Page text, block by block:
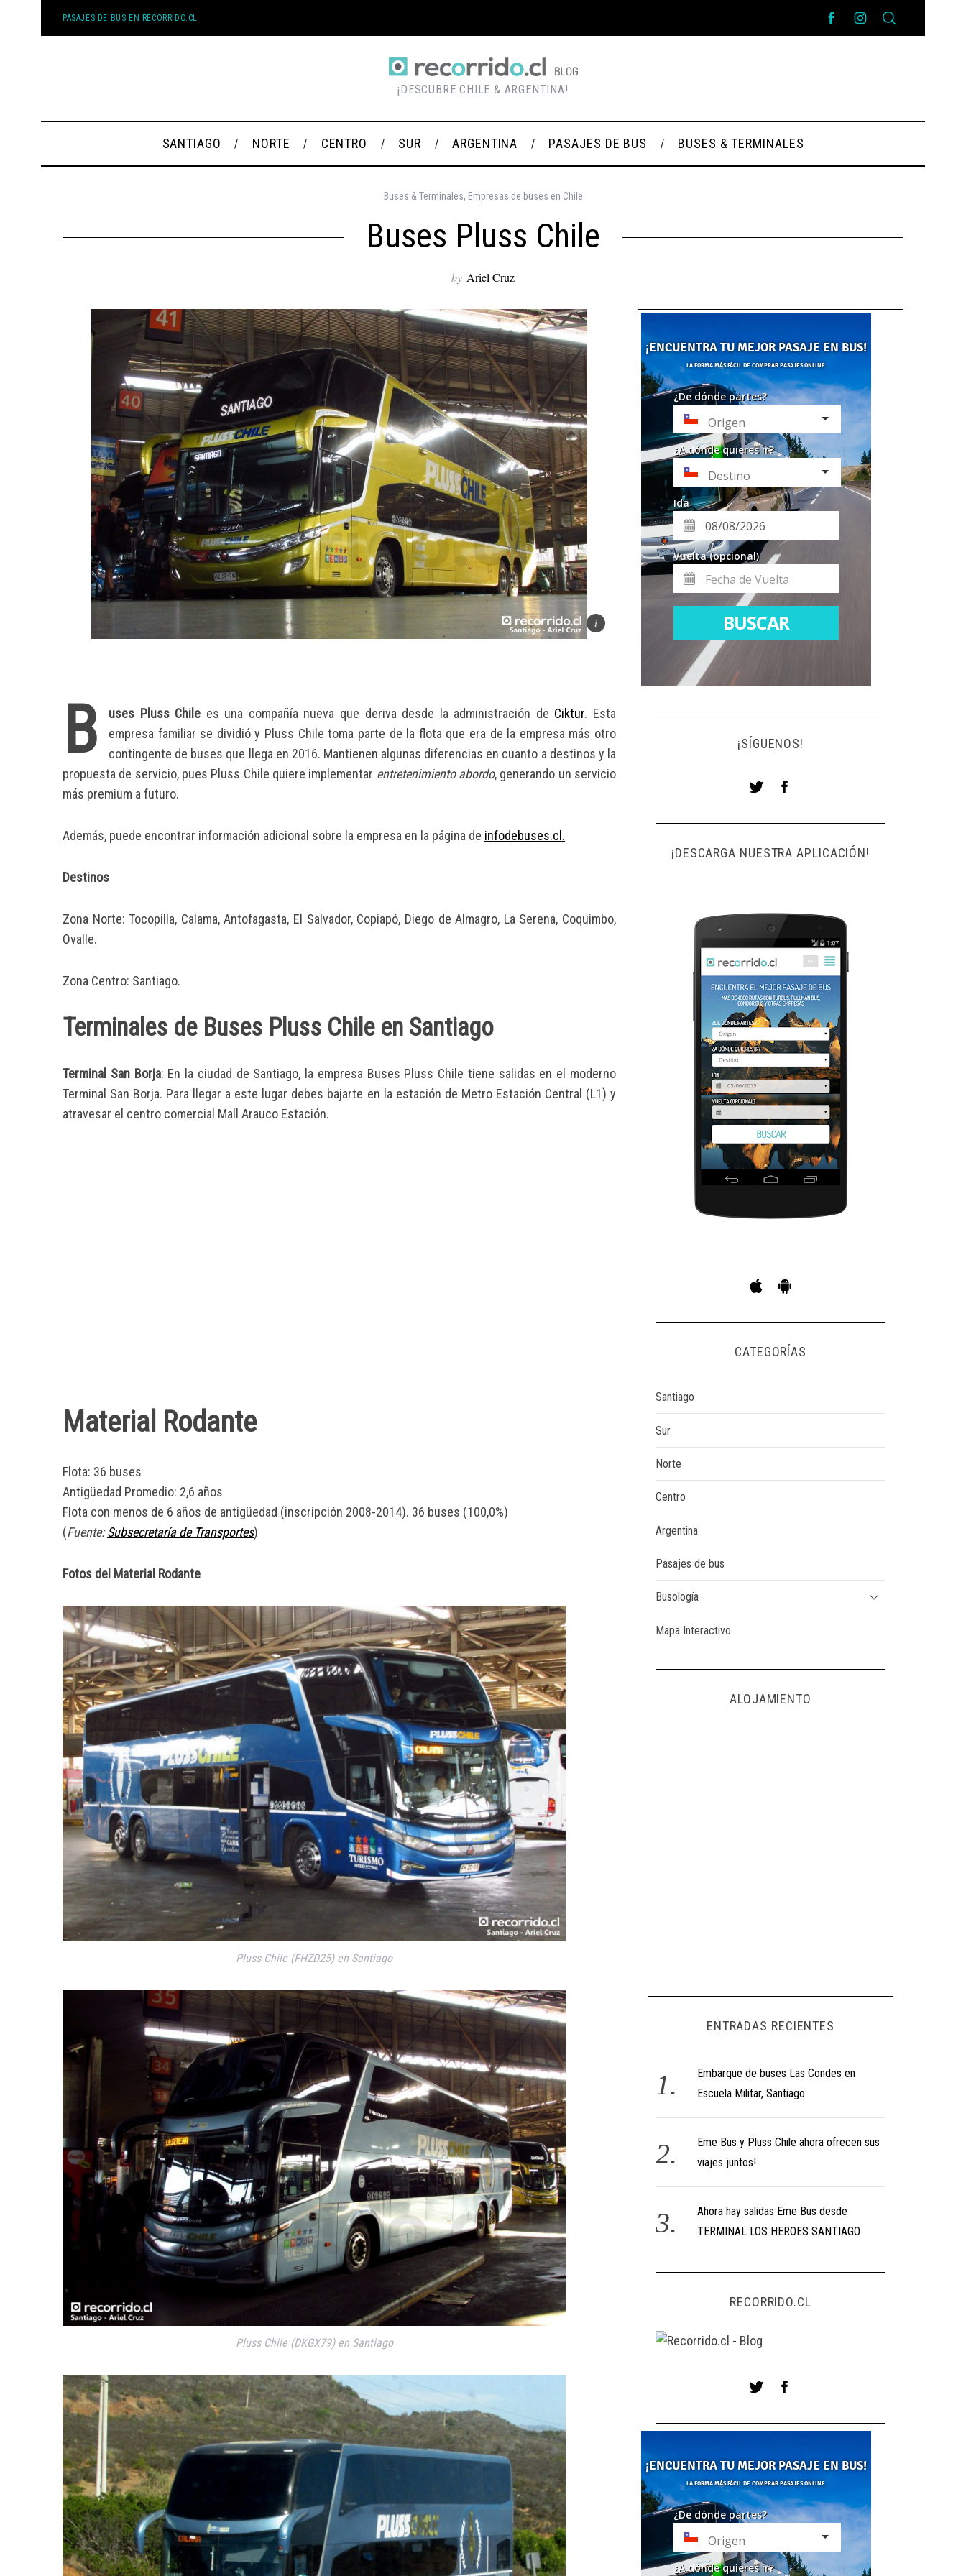
PASAJES DE BUS EN RECORRIDO.CL
¡DESCUBRE CHILE & ARGENTINA!
SANTIAGO NORTE CENTRO SUR ARGENTINA PASAJES DE BUS BUSES & TERMINALES
Buses & Terminales, Empresas de buses en Chile
Buses Pluss Chile
by Ariel Cruz
B uses Pluss Chile es una compañía nueva que deriva desde la administración de Ciktur. Esta
empresa familiar se dividió y Pluss Chile toma parte de la flota que era de la empresa más otro
contingente de buses que llega en 2016. Mantienen algunas diferencias en cuanto a destinos y la
propuesta de servicio, pues Pluss Chile quiere implementar entretenimiento abordo, generando un servicio
más premium a futuro.
Además, puede encontrar información adicional sobre la empresa en la página de infodebuses.cl.
Destinos
Zona Norte: Tocopilla, Calama, Antofagasta, El Salvador, Copiapó, Diego de Almagro, La Serena, Coquimbo,
Ovalle.
Zona Centro: Santiago.
Terminales de Buses Pluss Chile en Santiago
Terminal San Borja: En la ciudad de Santiago, la empresa Buses Pluss Chile tiene salidas en el moderno
Terminal San Borja. Para llegar a este lugar debes bajarte en la estación de Metro Estación Central (L1) y
atravesar el centro comercial Mall Arauco Estación.
Material Rodante
Flota: 36 buses
Antigüedad Promedio: 2,6 años
Flota con menos de 6 años de antigüedad (inscripción 2008-2014). 36 buses (100,0%)
(Fuente:Subsecretaría de Transportes)
Fotos del Material Rodante
Pluss Chile (FHZD25) en Santiago
Pluss Chile (DKGX79) en Santiago
¡SÍGUENOS!
¡DESCARGA NUESTRA APLICACIÓN!
CATEGORÍAS
Santiago
Sur
Norte
Centro
Argentina
Pasajes de bus
Busología
Mapa Interactivo
ALOJAMIENTO
ENTRADAS RECIENTES
Embarque de buses Las Condes en
Escuela Militar, Santiago
Eme Bus y Pluss Chile ahora ofrecen sus
viajes juntos!
Ahora hay salidas Eme Bus desde
TERMINAL LOS HEROES SANTIAGO
RECORRIDO.CL
r